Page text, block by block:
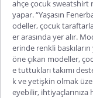
ahçe çocuk sweatshirt
yapar. “Yaşasın
odeller, çocuk
er arasında yer alır.
erinde renkli
öne çıkan modeller,
e tuttukları takımı
k ve yetişkin olmak
eyebilir,